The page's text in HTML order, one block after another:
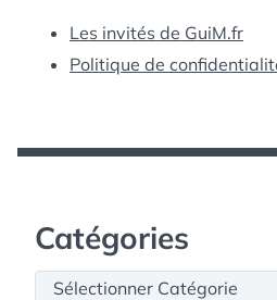
Les invités de GuiM.fr
Politique de
Catégories
Catégories